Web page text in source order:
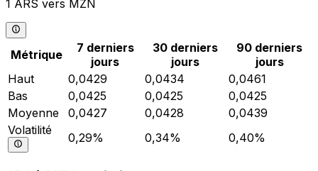
1 ARS vers MZN
Métrique
7 derniers
jours
30 derniers
jours
90 derniers
jours
Haut
0,0429 0,0434
0,0461
Bas
0,0425 0,0425
0,0425
Moyenne
0,0427 0,0428
0,0439
Volatilité
0,29% 0,34% 0,40%